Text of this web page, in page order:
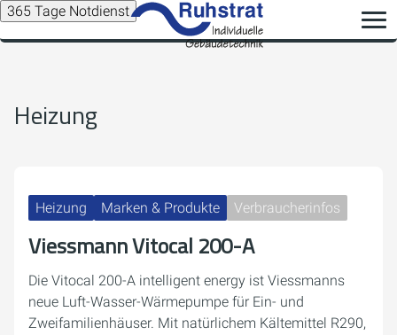
365 Tage Notdienst
Heizung
Heizung Marken & Produkte Verbraucherinfos
Viessmann Vitocal 200-A
Die Vitocal 200-A intelligent energy ist Viessmanns
neue Luft-Wasser-Wärmepumpe für Ein- und
Zweifamilienhäuser. Mit natürlichem Kältemittel R290,